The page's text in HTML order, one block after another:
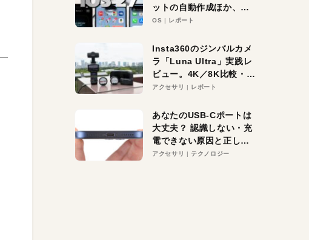
ットの自動作成ほか、期
待大の便利機能5選。
る未来はすぐそこ！
OS レポート
Insta360のジンバルカメ
ラ「Luna Ultra」実践レ
ビュー。4K／8K比較・ズ
ーム・夜間撮影をチェッ
アクセサリ レポート
あなたのUSB-Cポートは
大丈夫？ 認識しない・充
電できない原因と正しい
対策
アクセサリ テクノロジー